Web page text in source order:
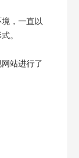
，一直以
。
站进行了